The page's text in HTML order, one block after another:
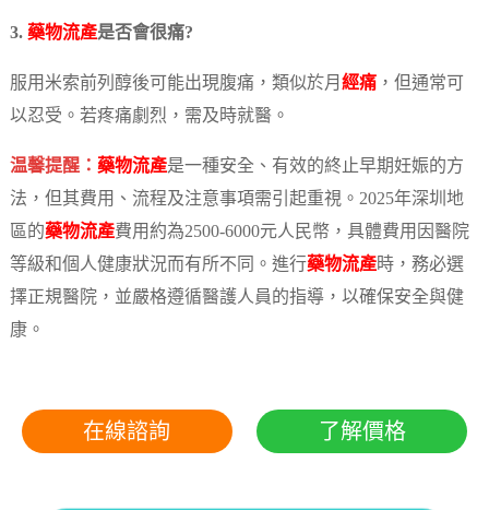
3. 藥物流產是否會很痛?
服用米索前列醇後可能出現腹痛，類似於月 經痛，但通常可
以忍受。若疼痛劇烈，需及時就醫。
温馨提醒： 藥物流產是一種安全、有效的終止早期妊娠的方
法，但其費用、流程及注意事項需引起重視。2025年深圳地
區的藥物流產費用約為2500-6000元人民幣，具體費用因醫院
等級和個人健康狀況而有所不同。進行藥物流產時，務必選
擇正規醫院，並嚴格遵循醫護人員的指導，以確保安全與健
康。
在線諮詢 了解價格